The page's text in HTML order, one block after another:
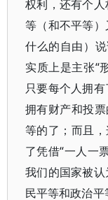
权利，还有个
等（和不平等
什么的自由）说
实质上是主张“
只要每个人拥
拥有财产和投
等的了；而且
了凭借“一人一
我们的国家被
民平等和政治平